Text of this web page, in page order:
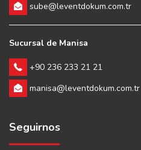
sube@leventdokum.com.tr
Sucursal de Manisa
+90 236 233 21 21
manisa@leventdokum.com.tr
Seguirnos